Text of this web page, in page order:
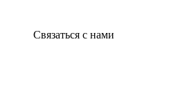
Связаться с нами